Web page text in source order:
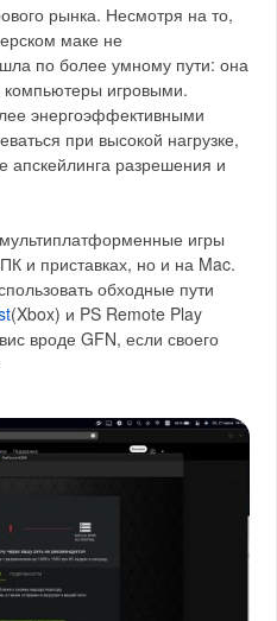
рынка. Несмотря на то,
маке не
по более умному пути: она
компьютеры игровыми.
энергоэффективными
при высокой нагрузке,
разрешения и
игры
и приставках, но и на Mac.
обходные пути
(Xbox) и PS Remote Play
вроде GFN, если своего